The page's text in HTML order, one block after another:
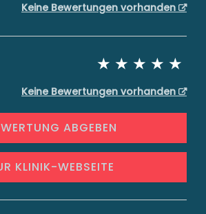
Keine Bewertungen vorhanden
Keine Bewertungen vorhanden
ABGEBEN
KLINIK-WEBSEITE